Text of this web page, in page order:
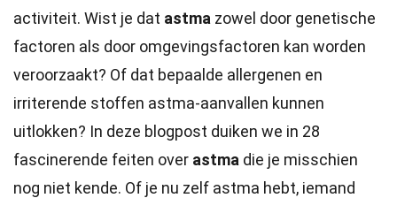
activiteit. Wist je dat astma zowel door genetische
factoren als door omgevingsfactoren kan worden
veroorzaakt? Of dat bepaalde allergenen en
irriterende stoffen astma-aanvallen kunnen
uitlokken? In deze blogpost duiken we in 28
fascinerende feiten over astma die je misschien
nog niet kende. Of je nu zelf astma hebt, iemand